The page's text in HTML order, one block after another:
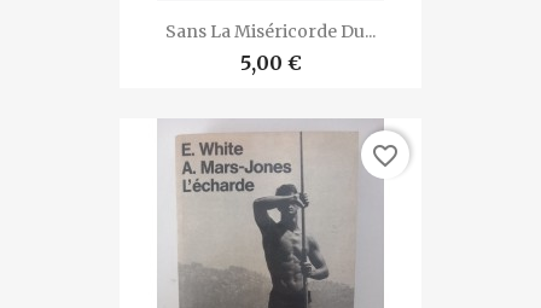
Sans La Miséricorde Du...
5,00 €
favorite_border